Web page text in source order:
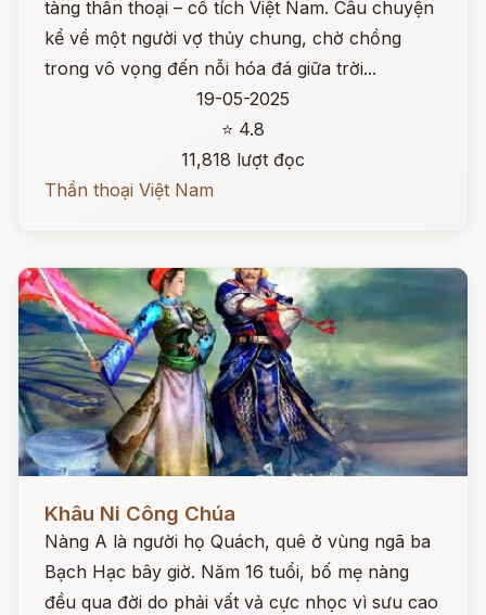
tàng thần thoại – cổ tích Việt Nam. Câu chuyện
kể về một người vợ thủy chung, chờ chồng
trong vô vọng đến nỗi hóa đá giữa trời...
19-05-2025
⭐ 4.8
11,818 lượt đọc
Thần thoại Việt Nam
Khâu Ni Công Chúa
Nàng A là người họ Quách, quê ở vùng ngã ba
Bạch Hạc bây giờ. Năm 16 tuổi, bố mẹ nàng
đều qua đời do phải vất vả cực nhọc vì sưu cao